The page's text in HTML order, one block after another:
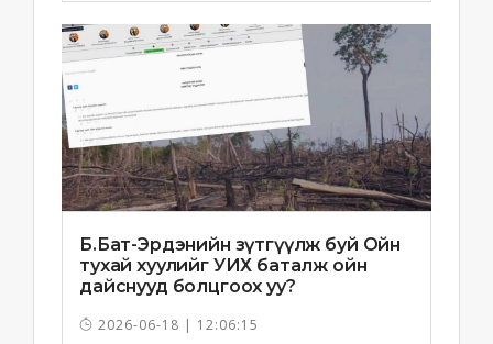
Б.Бат-Эрдэнийн зүтгүүлж буй Ойн
тухай хуулийг УИХ баталж ойн
дайснууд болцгоох уу?
2026-06-18 | 12:06:15